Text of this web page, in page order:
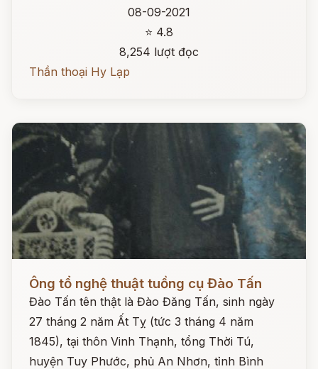
08-09-2021
⭐ 4.8
8,254 lượt đọc
Thần thoại Hy Lạp
Đọc ngay
Ông tổ nghệ thuật tuồng cụ Đào Tấn
Đào Tấn tên thật là Đào Đăng Tấn, sinh ngày
27 tháng 2 năm Ất Tỵ (tức 3 tháng 4 năm
1845), tại thôn Vinh Thạnh, tổng Thời Tú,
huyện Tuy Phước, phủ An Nhơn, tỉnh Bình